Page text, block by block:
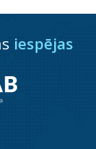
iespējas